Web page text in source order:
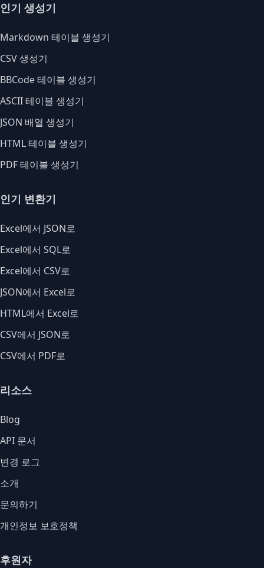
인기 생성기
Markdown 테이블 생성기
CSV 생성기
BBCode 테이블 생성기
ASCII 테이블 생성기
JSON 배열 생성기
HTML 테이블 생성기
PDF 테이블 생성기
인기 변환기
Excel에서 JSON로
Excel에서 SQL로
Excel에서 CSV로
JSON에서 Excel로
HTML에서 Excel로
CSV에서 JSON로
CSV에서 PDF로
리소스
Blog
API 문서
변경 로그
소개
문의하기
개인정보 보호정책
후원자